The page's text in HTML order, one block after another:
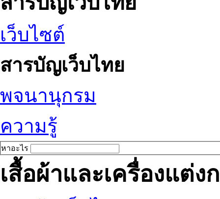
เว็บไซต์
สารบัญเว็บไทย
พจนานุกรม
ความรู้
หาอะไร
เสื้อผ้าและเครื่องแต่ง